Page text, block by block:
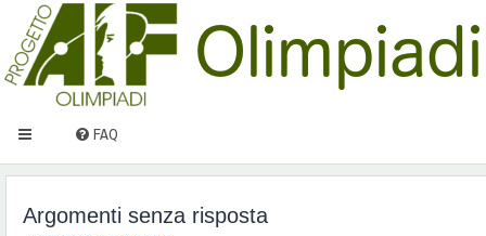
FAQ
Argomenti senza risposta